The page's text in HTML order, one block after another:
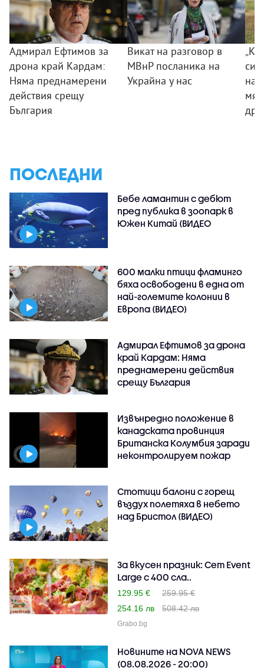
Адмирал Ефтимов за
дрона край Кардам:
Няма преднамерени
действия срещу
България
Викат на разговор в
МВнР посланика на
Украйна у нас
на
ПОСЛЕДНИ
Бебе ламантин с дебют
пред публика в зоопарк в
Южен Китай (ВИДЕО
600 малки птици фламинго
бяха освободени в една от
най-големите колонии в
Европа (ВИДЕО)
Адмирал Ефтимов за дрона
край Кардам: Няма
преднамерени действия
срещу България
Извънредно положение в
канадската провинция
Британска Колумбия заради
неконтролируем пожар
Стотици балони с горещ
въздух полетяха в небето
над Бристол (ВИДЕО)
За вкусен празник: Сет Event
Large с 400 сла..
129.95 €
259.95 €
254.16 лв
508.42 лв
Grabo.bg
Новините на NOVA NEWS
(08.08.2026 - 20:00)